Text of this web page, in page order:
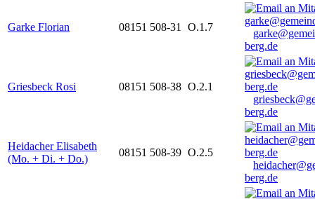
Garke Florian 08151 508-31 O.1.7
berg.de
Griesbeck Rosi 08151 508-38 O.2.1
berg.de
Heidacher Elisabeth
(Mo. + Di. + Do.)
08151 508-39 O.2.5
berg.de